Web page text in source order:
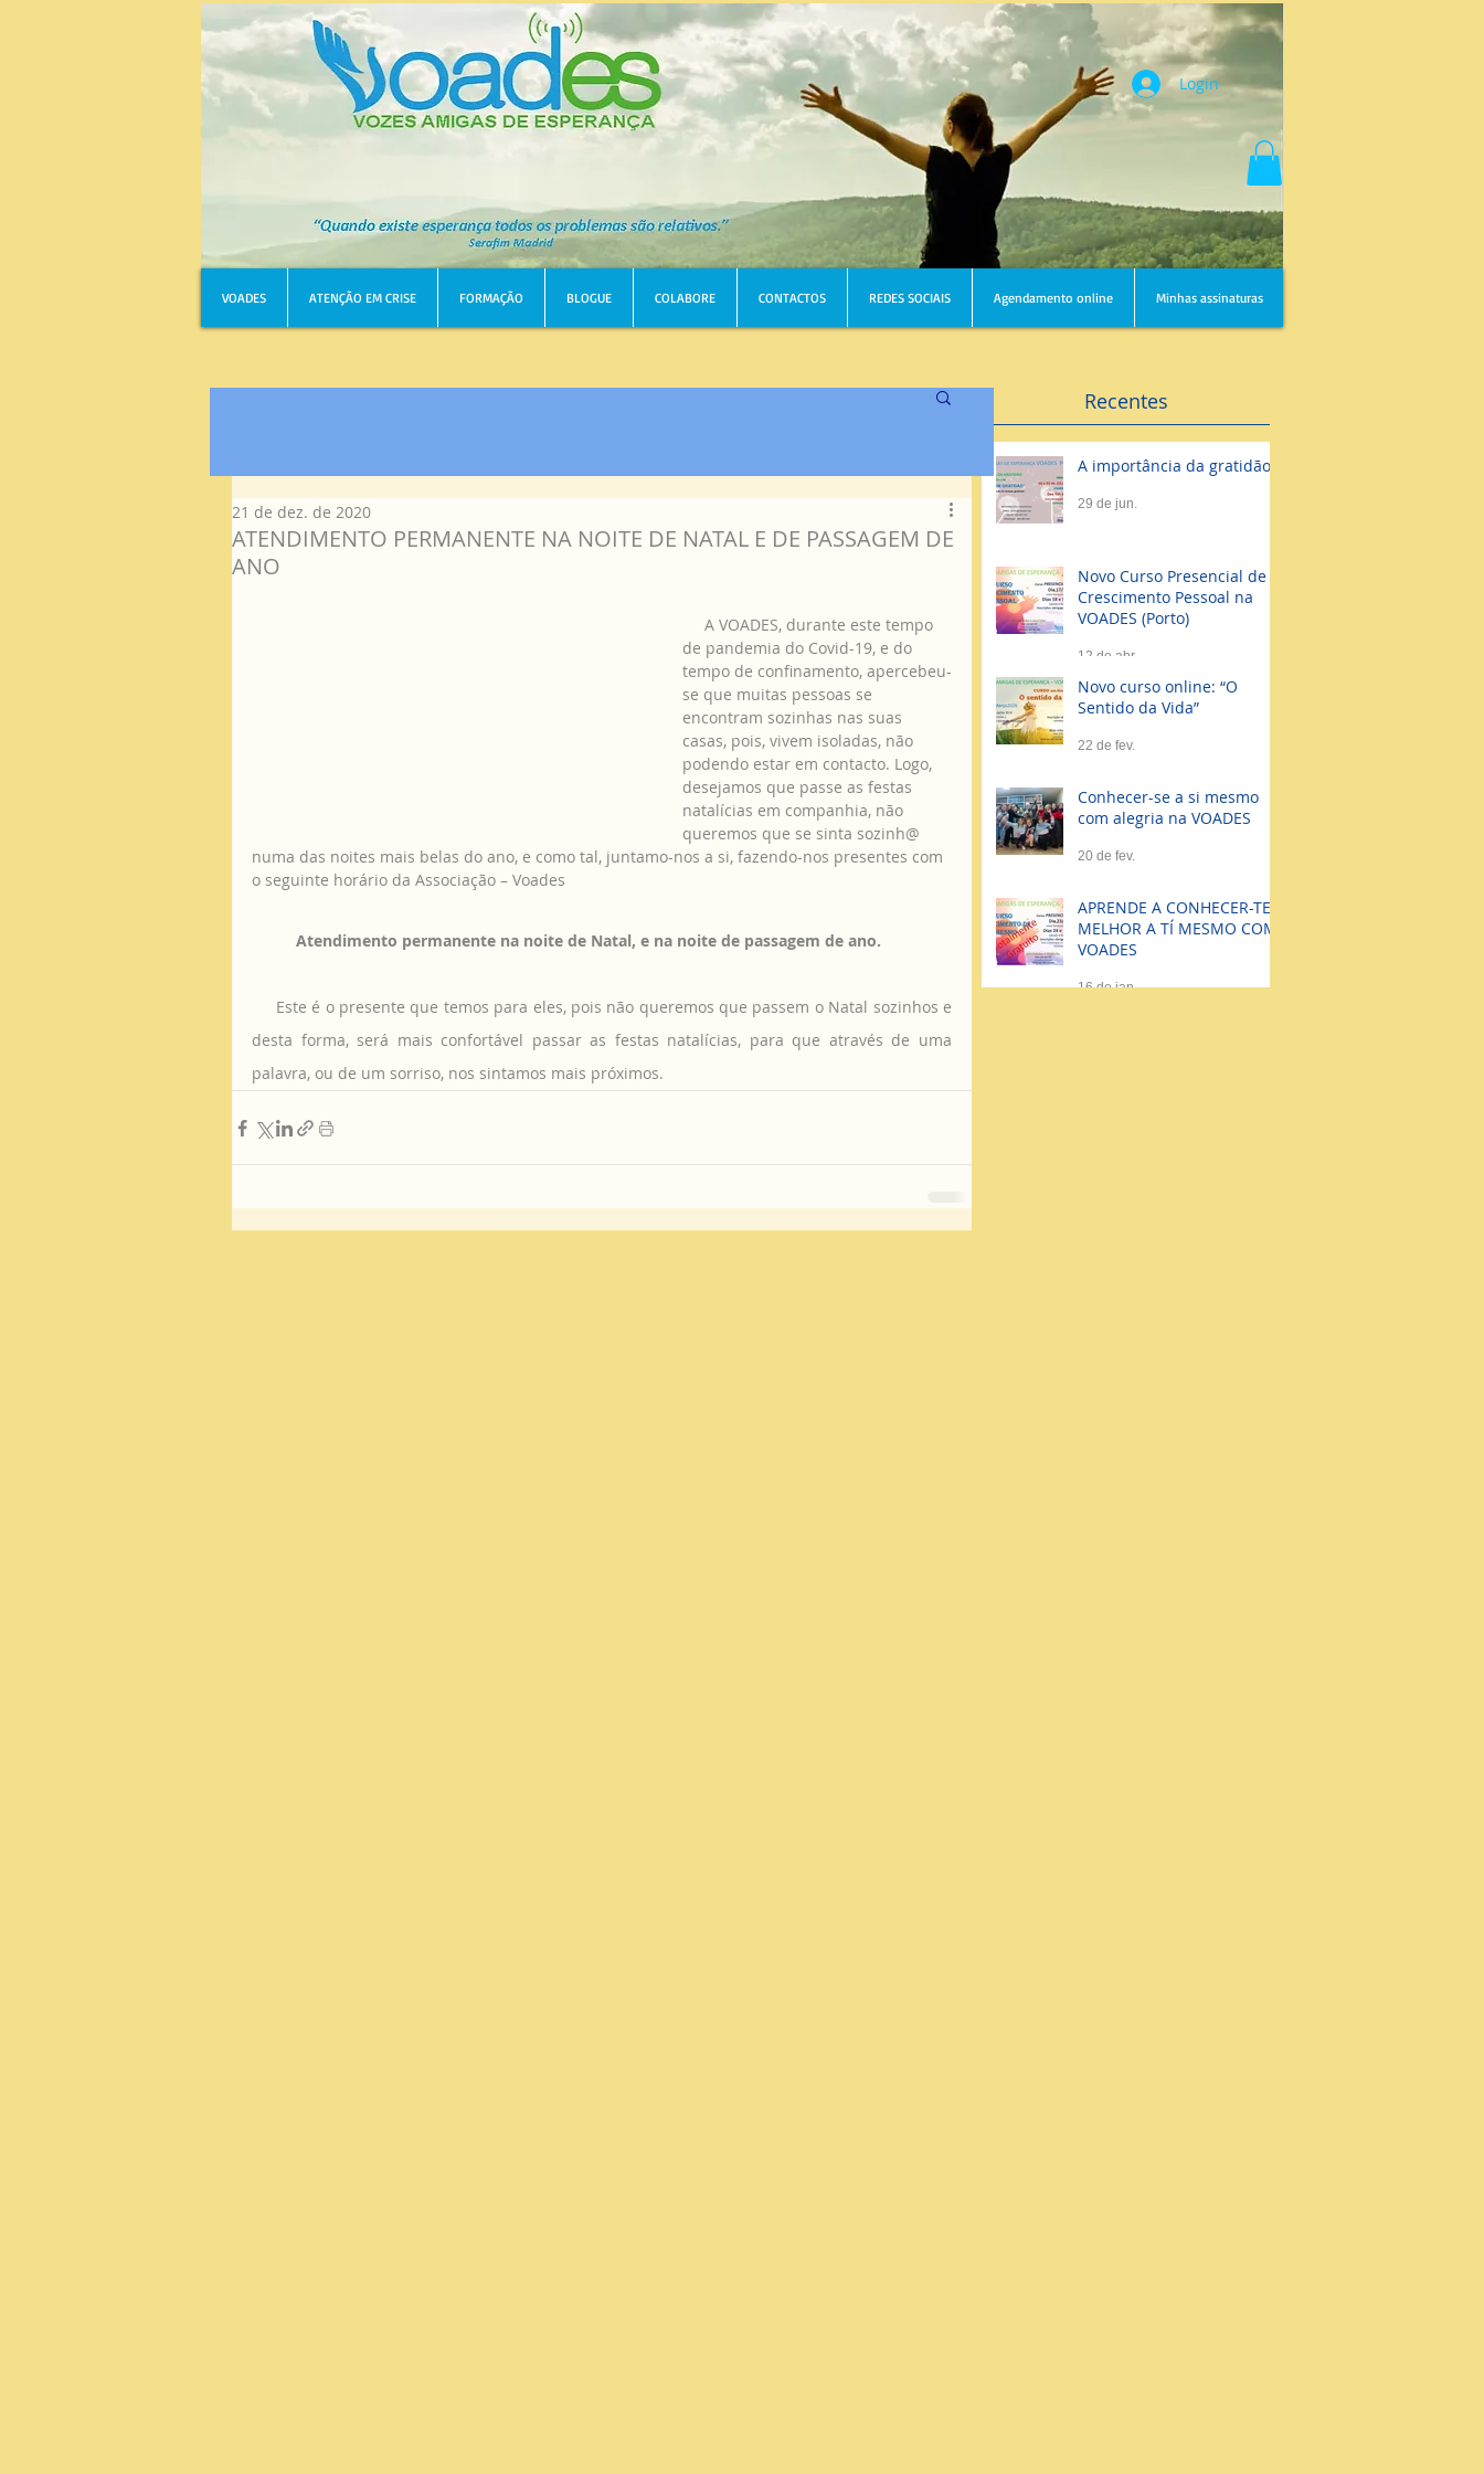
Login
VOADES ATENÇÃO EM CRISE FORMAÇÃO BLOGUE COLABORE CONTACTOS REDES SOCIAIS Agendamento online Minhas assinaturas
Recentes
A importância da gratidão
29 de jun.
Novo Curso Presencial de
Crescimento Pessoal na
VOADES (Porto)
12 de abr.
Novo curso online: “O
Sentido da Vida”
22 de fev.
Conhecer-se a si mesmo
com alegria na VOADES
20 de fev.
APRENDE A CONHECER-TE
MELHOR A TÍ MESMO COM
VOADES
16 de jan.
ATENDIMENTO PERMANENTE NA NOITE DE NATAL E DE PASSAGEM DE
ANO
21 de dez. de 2020
de pandemia do Covid-19, e do
tempo de confinamento, apercebeu-
se que muitas pessoas se
encontram sozinhas nas suas
casas, pois, vivem isoladas, não
podendo estar em contacto. Logo,
desejamos que passe as festas
natalícias em companhia, não
queremos que se sinta sozinh@
numa das noites mais belas do ano, e como tal, juntamo-nos a si, fazendo-nos presentes com
o seguinte horário da Associação – Voades
Atendimento permanente na noite de Natal, e na noite de passagem de ano.
desta forma, será mais confortável passar as festas natalícias, para que através de uma
palavra, ou de um sorriso, nos sintamos mais próximos.